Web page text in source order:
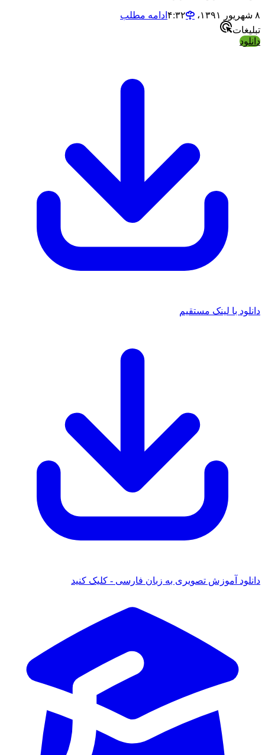
ادامه مطلب
با لینک مستقیم
آموزش تصویری به زبان فارسی - کلیک کنید